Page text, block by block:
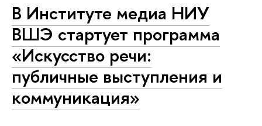
В Институте медиа НИУ
ВШЭ стартует программа
«Искусство речи:
публичные выступления и
коммуникация»